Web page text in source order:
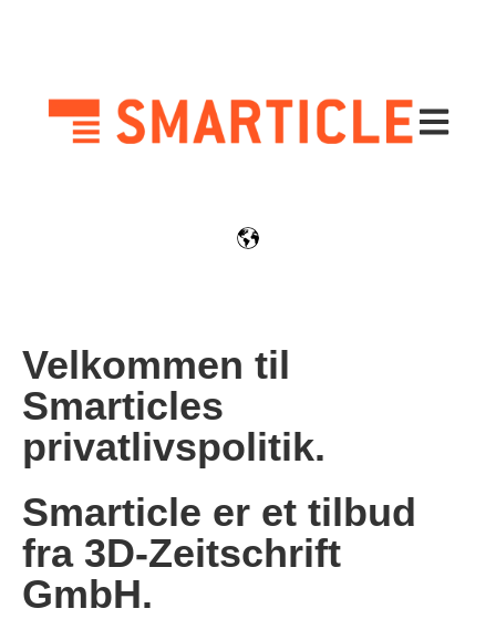
Åbn
Velkommen til
Smarticles
privatlivspolitik.
Smarticle er et tilbud
fra 3D-Zeitschrift
GmbH.